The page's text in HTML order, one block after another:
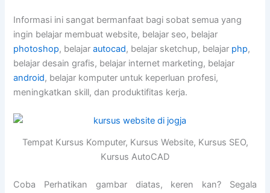
Informasi ini sangat bermanfaat bagi sobat semua yang
ingin belajar membuat website, belajar seo, belajar
photoshop, belajarautocad, belajar sketchup, belajar php,
belajar desain grafis, belajar internet marketing, belajar
android, belajar komputer untuk keperluan profesi,
meningkatkan skill, dan produktifitas kerja.
Tempat Kursus Komputer, Kursus Website, Kursus SEO,
Kursus AutoCAD
Coba Perhatikan gambar diatas, keren kan? Segala